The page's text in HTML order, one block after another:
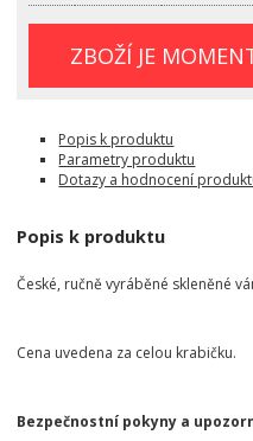
ZBOŽÍ JE
Popis k produktu
Parametry produktu
Dotazy a hodnocení
Popis k produktu
České, ručně vyráběné skleněné
Cena uvedena za celou krabičku.
Bezpečnostní pokyny a